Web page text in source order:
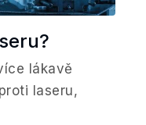
lákavě
laseru,